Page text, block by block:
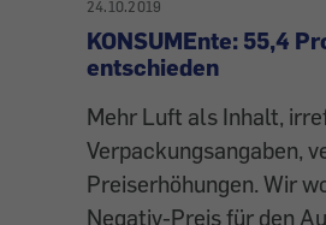
24.10.2019
KONSUMEnte: 55,4
entschieden
Mehr Luft als Inhalt,
Verpackungsangaben,
Preiserhöhungen. Wir
Negativ-Preis für den